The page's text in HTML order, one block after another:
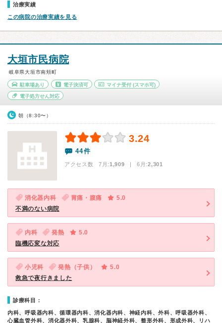
治療実績
この病院の治療実績を見る
大垣市民病院
岐阜県大垣市南頬町
駐車場あり 電子決済可 マイナ受付 (スマホ可)
電子処方せん対応
朝（8:30〜）
3.24
44件
アクセス数 7月:1,909 | 6月:2,301
消化器内科 胃痛・腹痛
5.0
不満のない病院
内科 発熱
5.0
臨機応変な対応
小児科 発熱（子供）
5.0
救急で夜行きました
診療科目：
内科、呼吸器内科、循環器内科、消化器内科、神経内科、外科、呼吸器外科、
心臓血管外科、消化器外科、乳腺科、脳神経外科、整形外科、形成外科、リハ